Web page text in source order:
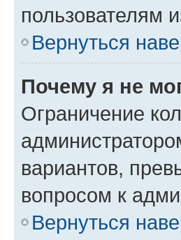
пользователям
Вернуться
Почему я не
Ограничение
вариантов,
вопросом к
Вернуться